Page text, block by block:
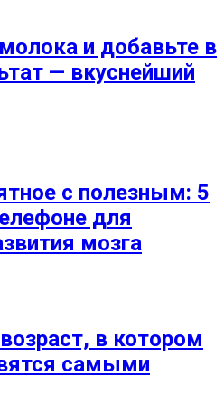
и добавьте в
— вкуснейший
с полезным: 5
для
мозга
в котором
самыми